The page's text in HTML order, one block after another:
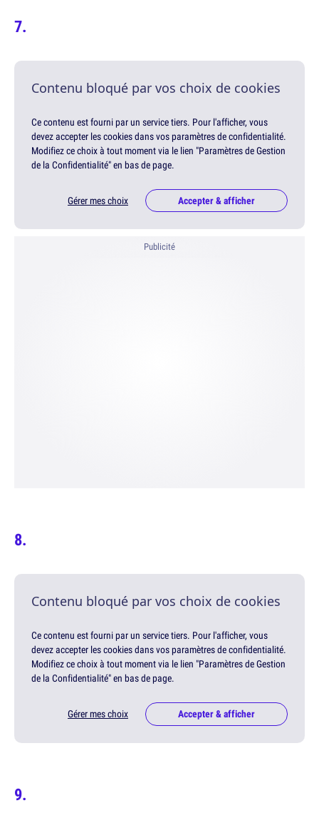
Contenu bloqué par vos choix de cookies
Ce contenu est fourni par un service tiers. Pour l'afficher, vous
devez accepter les cookies dans vos paramètres de confidentialité.
Modifiez ce choix à tout moment via le lien "Paramètres de Gestion
de la Confidentialité" en bas de page.
Gérer mes choix Accepter & afficher
Publicité
Contenu bloqué par vos choix de cookies
Ce contenu est fourni par un service tiers. Pour l'afficher, vous
devez accepter les cookies dans vos paramètres de confidentialité.
Modifiez ce choix à tout moment via le lien "Paramètres de Gestion
de la Confidentialité" en bas de page.
Gérer mes choix Accepter & afficher